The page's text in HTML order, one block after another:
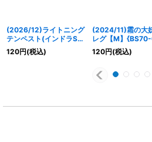
(2026/12)ライトニング
テンペスト(インドラSD
イラスト)【C】{BS75-
083}《黄》
120円(税込)
(2024/11)霜の大
レグ【M】
《白》
120円(税込)